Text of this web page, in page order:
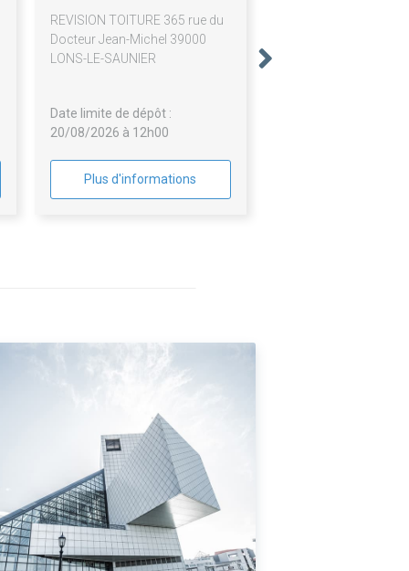
REVISION TOITURE 365 rue du
Docteur Jean-Michel 39000
LONS-LE-SAUNIER
Date limite de dépôt :
20/08/2026 à 12h00
Plus d'informations